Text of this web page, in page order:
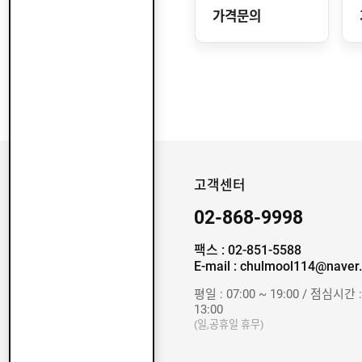
가격문의
고객센터
02-868-9998
팩스 : 02-851-5588
E-mail :
평일 : 07:00 ~ 19:00 / 점심시간
13:00
(일,공휴일 휴무)